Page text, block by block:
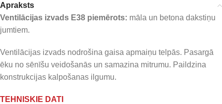
Apraksts
Ventilācijas izvads E38 piemērots: māla un betona dakstiņu
jumtiem.
Ventilācijas izvads nodrošina gaisa apmaiņu telpās. Pasargā
ēku no sēnīšu veidošanās un samazina mitrumu. Paildzina
konstrukcijas kalpošanas ilgumu.
TEHNISKIE DATI